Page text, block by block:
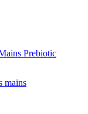
Prebiotic
mains